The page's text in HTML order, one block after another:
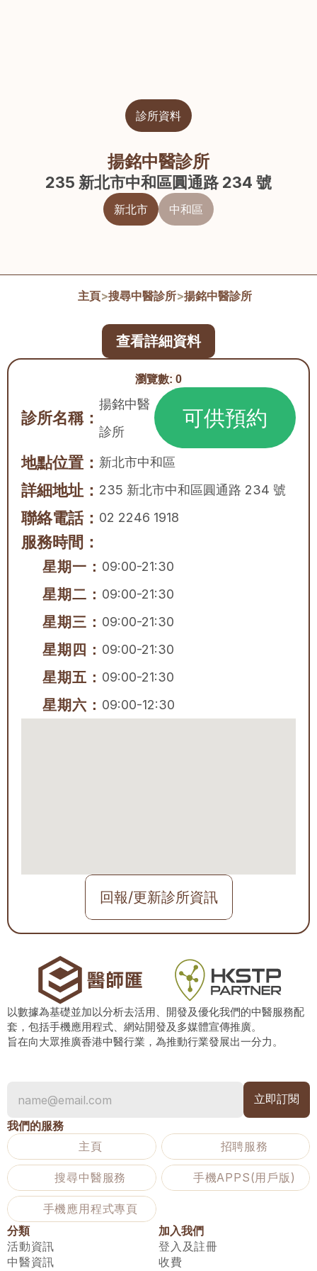
診所資料
揚銘中醫診所
235 新北市中和區圓通路 234 號
新北市 中和區
主頁>搜尋中醫診所>揚銘中醫診所
瀏覽數: 0
診所名稱：
揚銘中醫
診所
可供預約
地點位置： 新北市中和區
詳細地址： 235 新北市中和區圓通路 234 號
聯絡電話： 02 2246 1918
服務時間：
星期一： 09:00-21:30
星期二： 09:00-21:30
星期三： 09:00-21:30
星期四： 09:00-21:30
星期五： 09:00-21:30
星期六： 09:00-12:30
回報/更新診所資訊
查看詳細資料
以數據為基礎並加以分析去活用、開發及優化我們的中醫服務配
套，包括手機應用程式、網站開發及多媒體宣傳推廣。
旨在向大眾推廣香港中醫行業，為推動行業發展出一分力。
我們的服務
主頁
招聘服務
搜尋中醫服務 手機APPS(用戶版)
手機應用程式專頁
分類
活動資訊
中醫資訊
加入我們
登入及註冊
收費